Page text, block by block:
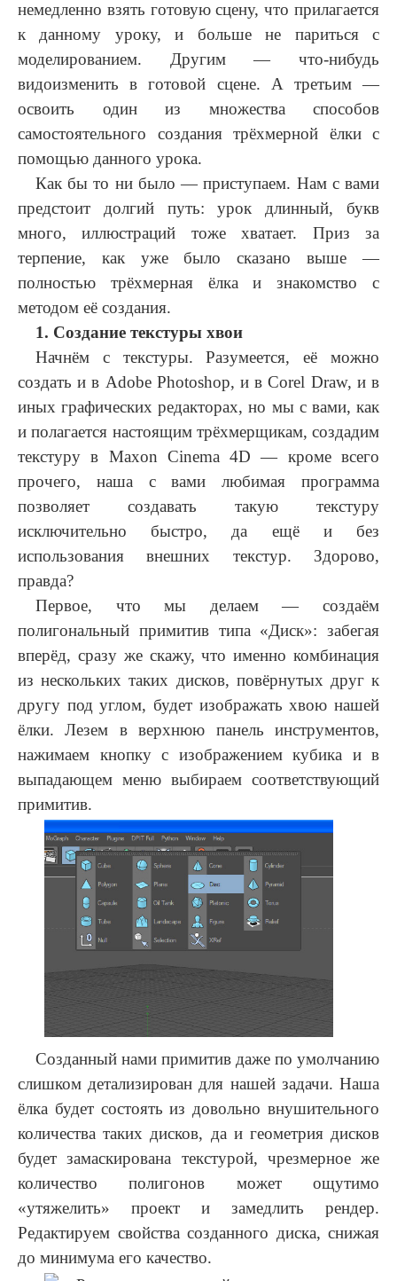
немедленно взять готовую сцену, что прилагается
к данному уроку, и больше не париться с
моделированием. Другим — что-нибудь
видоизменить в готовой сцене. А третьим —
освоить один из множества способов
самостоятельного создания трёхмерной ёлки с
помощью данного урока.
Как бы то ни было — приступаем. Нам с вами
предстоит долгий путь: урок длинный, букв
много, иллюстраций тоже хватает. Приз за
терпение, как уже было сказано выше —
полностью трёхмерная ёлка и знакомство с
методом её создания.
1. Создание текстуры хвои
Начнём с текстуры. Разумеется, её можно
создать и в Adobe Photoshop, и в Corel Draw, и в
иных графических редакторах, но мы с вами, как
и полагается настоящим трёхмерщикам, создадим
текстуру в Maxon Cinema 4D — кроме всего
прочего, наша с вами любимая программа
позволяет создавать такую текстуру
исключительно быстро, да ещё и без
использования внешних текстур. Здорово,
правда?
Первое, что мы делаем — создаём
полигональный примитив типа «Диск»: забегая
вперёд, сразу же скажу, что именно комбинация
из нескольких таких дисков, повёрнутых друг к
другу под углом, будет изображать хвою нашей
ёлки. Лезем в верхнюю панель инструментов,
нажимаем кнопку с изображением кубика и в
выпадающем меню выбираем соответствующий
примитив.
Созданный нами примитив даже по умолчанию
слишком детализирован для нашей задачи. Наша
ёлка будет состоять из довольно внушительного
количества таких дисков, да и геометрия дисков
будет замаскирована текстурой, чрезмерное же
количество полигонов может ощутимо
«утяжелить» проект и замедлить рендер.
Редактируем свойства созданного диска, снижая
до минимума его качество.